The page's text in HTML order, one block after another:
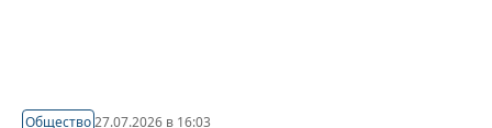
Общество27.07.2026 в 16:03